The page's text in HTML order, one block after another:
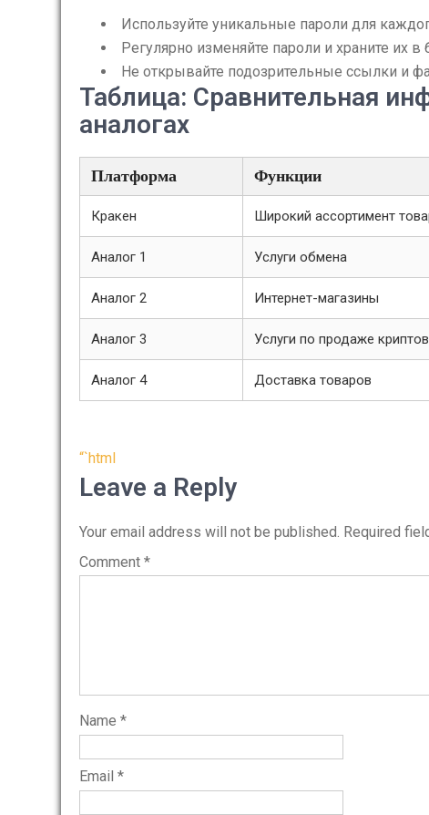
Используйте уникальные пароли для
Регулярно изменяйте пароли и храните их в
Не открывайте подозрительные ссылки и
Таблица: Сравнительная
аналогах
Платформа Функции
Кракен Широкий ассортимент
Аналог 1 Услуги обмена
Аналог 2 Интернет-магазины
Аналог 3 Услуги по продаже
Аналог 4 Доставка товаров
Post
navigation
“`html
Leave a Reply
Your email address will not be published. Required
Comment *
Name *
Email *